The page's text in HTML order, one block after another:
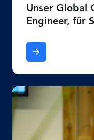
Unser Global
Engineer, für